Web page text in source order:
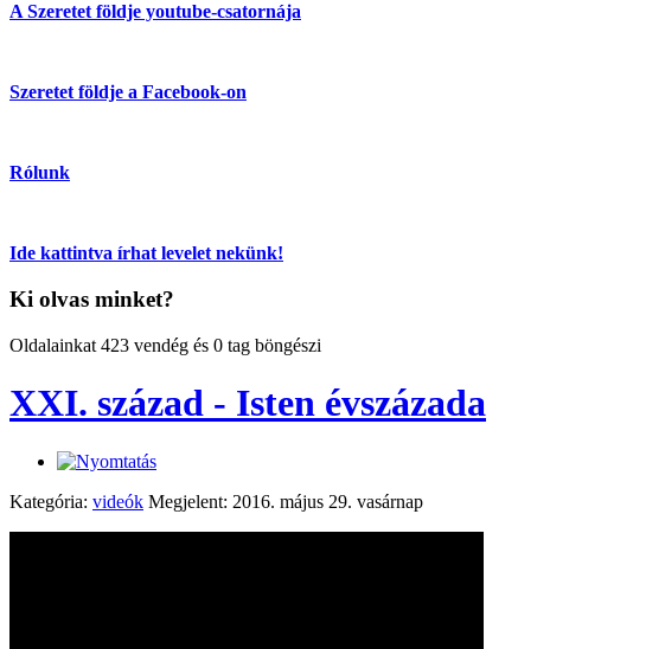
A Szeretet földje youtube-csatornája
Szeretet földje a Facebook-on
Rólunk
Ide kattintva írhat levelet nekünk!
Ki olvas minket?
Oldalainkat 423 vendég és 0 tag böngészi
XXI. század - Isten évszázada
Kategória: videók Megjelent: 2016. május 29. vasárnap